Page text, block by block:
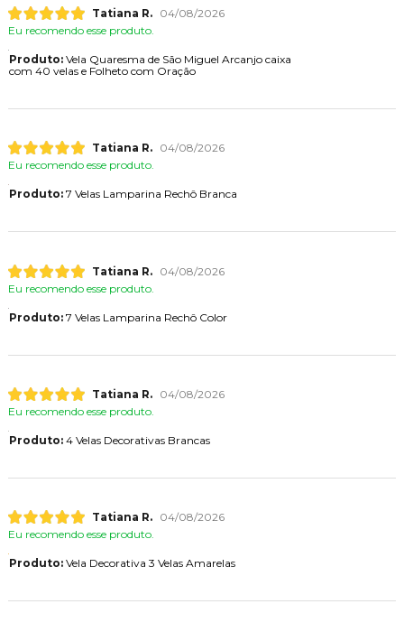
Tatiana R.
04/08/2026
Eu recomendo esse produto.
Produto:Vela Quaresma de São Miguel Arcanjo caixa
com 40 velas e Folheto com Oração
Tatiana R.
04/08/2026
Eu recomendo esse produto.
Produto:7 Velas Lamparina Rechô Branca
Tatiana R.
04/08/2026
Eu recomendo esse produto.
Produto:7 Velas Lamparina Rechô Color
Tatiana R.
04/08/2026
Eu recomendo esse produto.
Produto:4 Velas Decorativas Brancas
Tatiana R.
04/08/2026
Eu recomendo esse produto.
Produto:Vela Decorativa 3 Velas Amarelas